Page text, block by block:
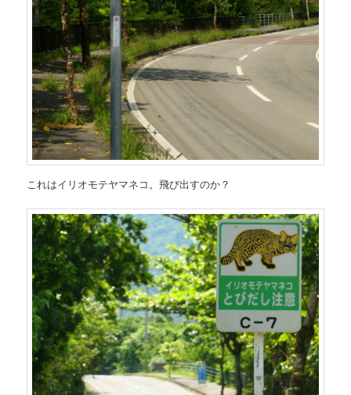
これはイリオモテヤマネコ。飛び出すのか？